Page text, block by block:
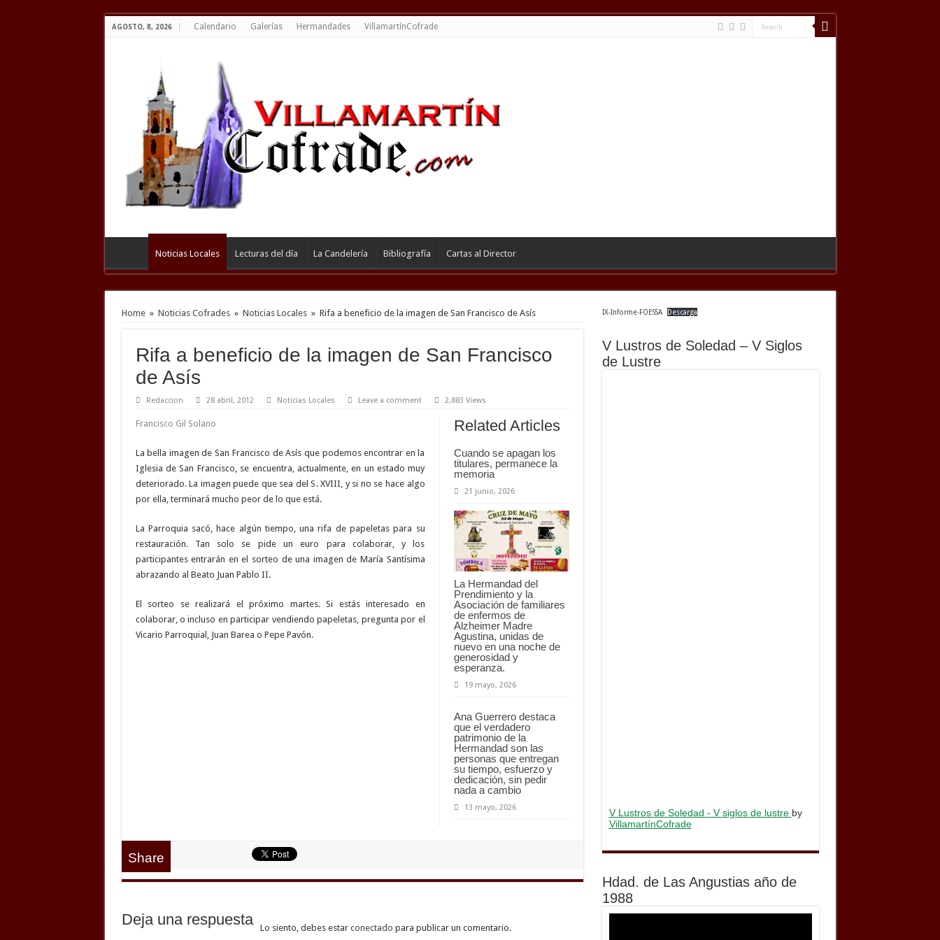
AGOSTO, 8, 2026 Calendario Galerías Hermandades VillamartínCofrade
Noticias Locales Lecturas del día La Candelería Bibliografía Cartas al Director
Home » Noticias Cofrades » Noticias Locales » Rifa a beneficio de la imagen de San Francisco de Asís
Rifa a beneficio de la imagen de San Francisco
de Asís
Redaccion 28 abril, 2012 Noticias Locales Leave a comment 2,883 Views
Related Articles
Cuando se apagan los
titulares, permanece la
memoria
21 junio, 2026
La Hermandad del
Prendimiento y la
Asociación de familiares
de enfermos de
Alzheimer Madre
Agustina, unidas de
nuevo en una noche de
generosidad y
esperanza.
19 mayo, 2026
Ana Guerrero destaca
que el verdadero
patrimonio de la
Hermandad son las
personas que entregan
su tiempo, esfuerzo y
dedicación, sin pedir
nada a cambio
13 mayo, 2026
Francisco Gil Solano
La bella imagen de San Francisco de Asís que podemos encontrar en la
Iglesia de San Francisco, se encuentra, actualmente, en un estado muy
deteriorado. La imagen puede que sea del S. XVIII, y si no se hace algo
por ella, terminará mucho peor de lo que está.
La Parroquia sacó, hace algún tiempo, una rifa de papeletas para su
restauración. Tan solo se pide un euro para colaborar, y los
participantes entrarán en el sorteo de una imagen de María Santísima
abrazando al Beato Juan Pablo II.
El sorteo se realizará el próximo martes. Si estás interesado en
colaborar, o incluso en participar vendiendo papeletas, pregunta por el
Vicario Parroquial, Juan Barea o Pepe Pavón.
Share
Deja una respuesta Lo siento, debes estar conectado para publicar un comentario.
IX-Informe-FOESSA Descarga
V Lustros de Soledad – V Siglos
de Lustre
V Lustros de Soledad - V siglos de lustre by
VillamartínCofrade
Hdad. de Las Angustias año de
1988